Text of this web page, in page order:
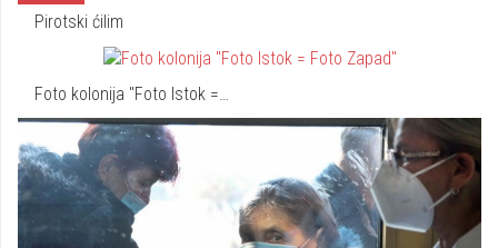
Pirotski ćilim
Foto kolonija "Foto Istok =…